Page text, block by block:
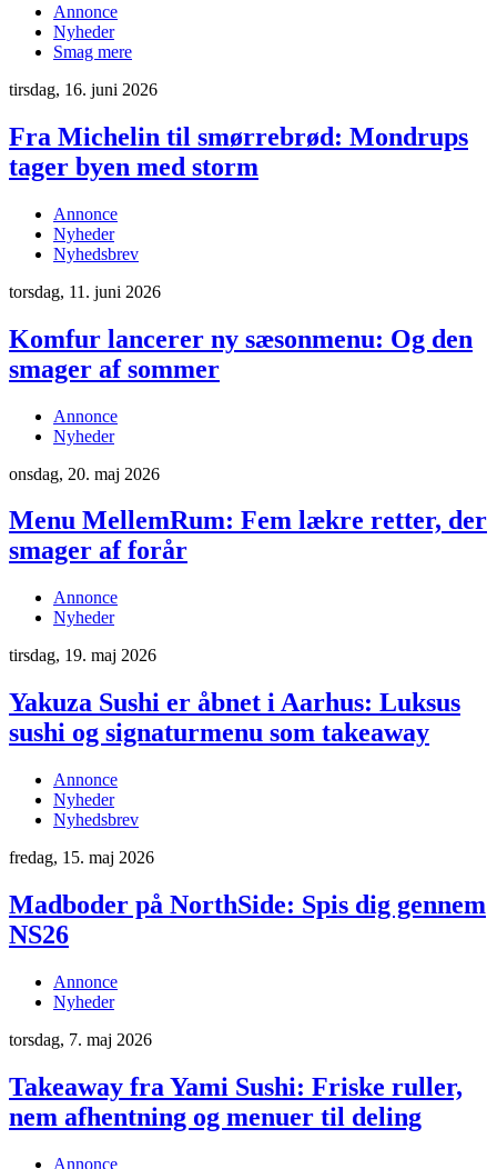
Annonce
Nyheder
Smag mere
tirsdag, 16. juni 2026
Fra Michelin til smørrebrød: Mondrups
tager byen med storm
Annonce
Nyheder
Nyhedsbrev
torsdag, 11. juni 2026
Komfur lancerer ny sæsonmenu: Og den
smager af sommer
Annonce
Nyheder
onsdag, 20. maj 2026
Menu MellemRum: Fem lækre retter, der
smager af forår
Annonce
Nyheder
tirsdag, 19. maj 2026
Yakuza Sushi er åbnet i Aarhus: Luksus
sushi og signaturmenu som takeaway
Annonce
Nyheder
Nyhedsbrev
fredag, 15. maj 2026
Madboder på NorthSide: Spis dig gennem
NS26
Annonce
Nyheder
torsdag, 7. maj 2026
Takeaway fra Yami Sushi: Friske ruller,
nem afhentning og menuer til deling
Annonce